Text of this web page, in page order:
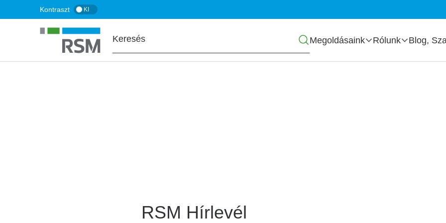
a
tartalomra
Kontraszt KI
Főmenü
Megoldásaink Rólunk Blog,
RSM Hírlevél